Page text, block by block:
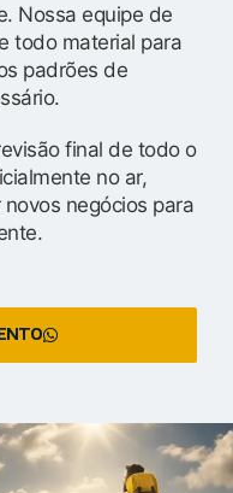
Nossa equipe de
todo material para
padrões de
final de todo o
no ar,
negócios para